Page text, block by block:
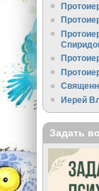
Иерей
Задать